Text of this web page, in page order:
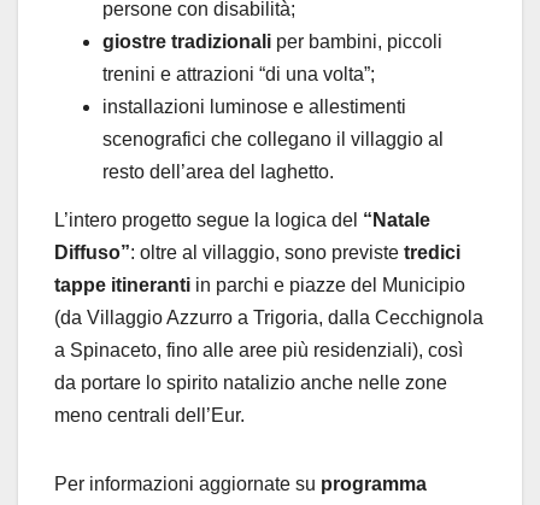
persone con disabilità;
giostre tradizionali per bambini, piccoli
trenini e attrazioni “di una volta”;
installazioni luminose e allestimenti
scenografici che collegano il villaggio al
resto dell’area del laghetto.
L’intero progetto segue la logica del “Natale
Diffuso”: oltre al villaggio, sono previste tredici
tappe itineranti in parchi e piazze del Municipio
(da Villaggio Azzurro a Trigoria, dalla Cecchignola
a Spinaceto, fino alle aree più residenziali), così
da portare lo spirito natalizio anche nelle zone
meno centrali dell’Eur.
Per informazioni aggiornate su programma